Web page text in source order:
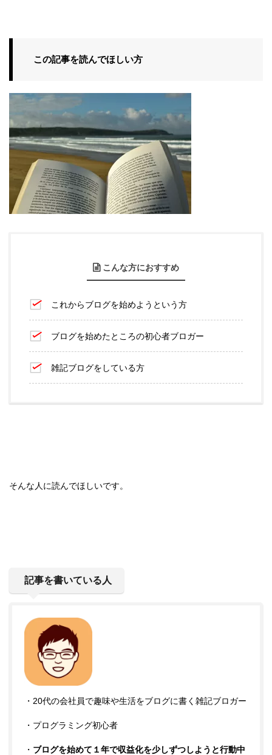
この記事を読んでほしい方
こんな方におすすめ
これからブログを始めようという方
ブログを始めたところの初心者ブロガー
雑記ブログをしている方
そんな人に読んでほしいです。
記事を書いている人
・20代の会社員で趣味や生活をブログに書く雑記ブロガー
・プログラミング初心者
・ ブログを始めて１年で収益化を少しずつしようと行動中